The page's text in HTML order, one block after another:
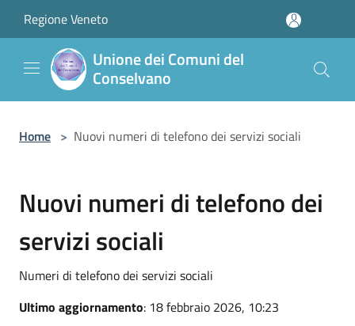
Regione Veneto
Unione dei Comuni del
Conselvano
Home > Nuovi numeri di telefono dei servizi sociali
Nuovi numeri di telefono dei
servizi sociali
Numeri di telefono dei servizi sociali
Ultimo aggiornamento: 18 febbraio 2026, 10:23